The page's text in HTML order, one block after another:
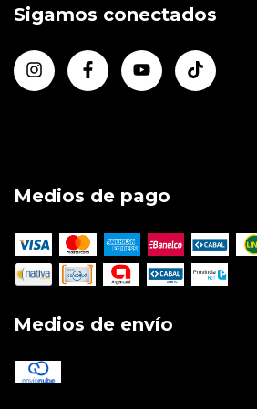
Sigamos conectados
Medios de pago
Medios de envío